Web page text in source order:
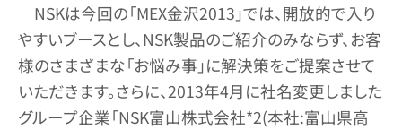
NSKは今回の「MEX金沢2013」では、開放的で入り
やすいブースとし、NSK製品のご紹介のみならず、お客
様のさまざまな「お悩み事」に解決策をご提案させて
いただきます。さらに、2013年4月に社名変更しました
グループ企業「NSK富山株式会社*2(本社:富山県高